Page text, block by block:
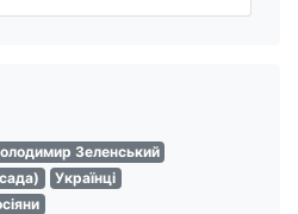
Зеленський
Українці